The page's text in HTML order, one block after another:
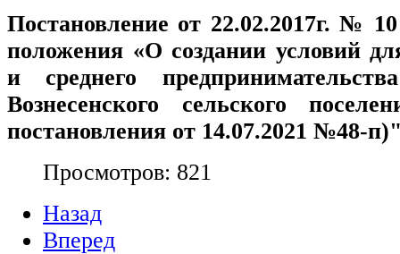
Постановление от 22.02.2017г. №
положения «О создании условий
и среднего
Вознесенского сельского
постановления от 14.07.2021 №48-
Просмотров: 821
Назад
Вперед